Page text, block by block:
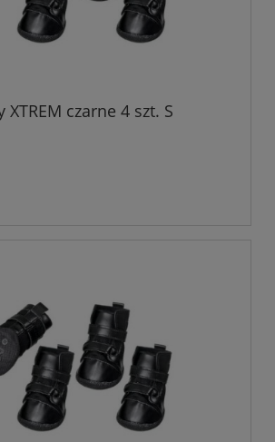
XTREM czarne 4 szt. S